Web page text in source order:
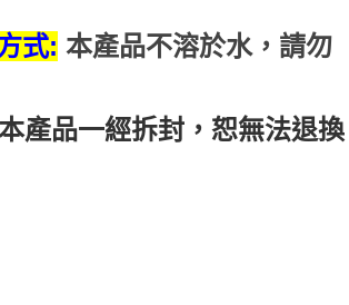
式: 本產品不溶於水，請勿
產品一經拆封，恕無法退換